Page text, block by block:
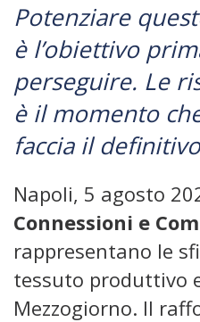
Potenziare
è l’obiettivo
perseguire. Le
è il momento
faccia il
Napoli, 5 agosto
Connessioni e
rappresentano le
tessuto produttivo
Mezzogiorno. Il